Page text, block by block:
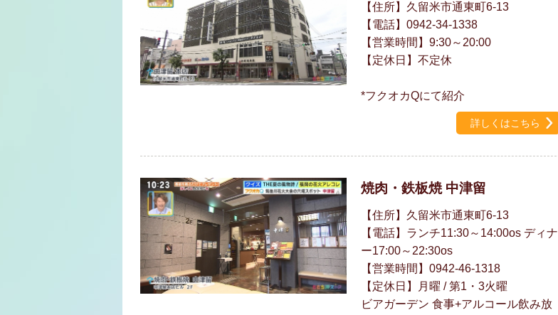
【住所】久留米市通東町6-13
【電話】0942-34-1338
【営業時間】9:30～20:00
【定休日】不定休
*フクオカQにて紹介
詳しくはこちら
焼肉・鉄板焼 中津留
【住所】久留米市通東町6-13
【電話】ランチ11:30～14:00os ディナ
ー17:00～22:30os
【営業時間】0942-46-1318
【定休日】月曜 / 第1・3火曜
ビアガーデン 食事+アルコール飲み放